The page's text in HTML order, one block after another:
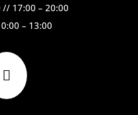
// 17:00 – 20:00
– 13:00
